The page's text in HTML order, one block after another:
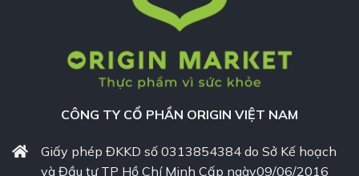
CÔNG TY CỔ PHẦN ORIGIN VIỆT NAM
Giấy phép ĐKKD số 0313854384 do Sở Kế hoạch
và Đầu tư TP Hồ Chí Minh Cấp ngày09/06/2016